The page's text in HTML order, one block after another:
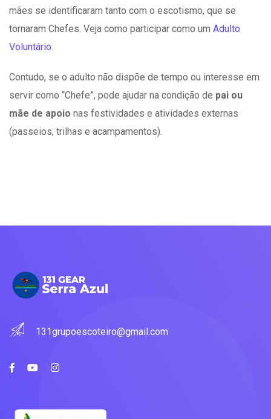
mães se identificaram tanto com o escotismo, que se
tornaram Chefes. Veja como participar como um Adulto
Voluntário.
Contudo, se o adulto não dispõe de tempo ou interesse em
servir como “Chefe”, pode ajudar na condição de pai ou
mãe de apoio nas festividades e atividades externas
(passeios, trilhas e acampamentos).
131grupoescoteiro@gmail.com